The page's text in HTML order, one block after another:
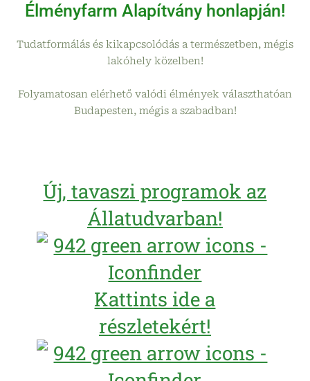
Élményfarm Alapítvány honlapján!
Tudatformálás és kikapcsolódás a természetben, mégis
lakóhely közelben!
Folyamatosan elérhető valódi élmények választhatóan
Budapesten, mégis a szabadban!
Új, tavaszi programok az
Állatudvarban!
Kattints ide a
részletekért!